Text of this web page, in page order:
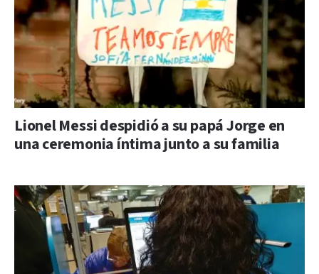
Lionel Messi despidió a su papá Jorge en
una ceremonia íntima junto a su familia